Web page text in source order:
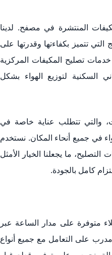
المنتشرة في مصفح. لدينا
تتميز بكفاءتها وقدرتها على
تصليح المكيفات المركزية
السكنية لتوزيع الهواء بشكل
والتي تتطلب عناية خاصة في
في جميع أنحاء المكان. نستخدم
ما يجعلنا الخيار الأمثل
كامل بالجودة.
متوفرة على مدار الساعة عبر
مدرب على التعامل مع جميع أنواع